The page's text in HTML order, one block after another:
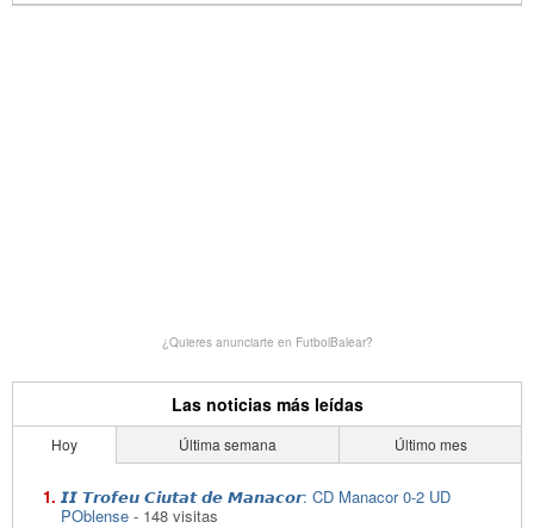
¿Quieres anunciarte en FutbolBalear?
Las noticias más leídas
Hoy Última semana Último mes
𝙄𝙄 𝙏𝙧𝙤𝙛𝙚𝙪 𝘾𝙞𝙪𝙩𝙖𝙩 𝙙𝙚 𝙈𝙖𝙣𝙖𝙘𝙤𝙧: CD Manacor 0-2 UD
POblense - 148 visitas